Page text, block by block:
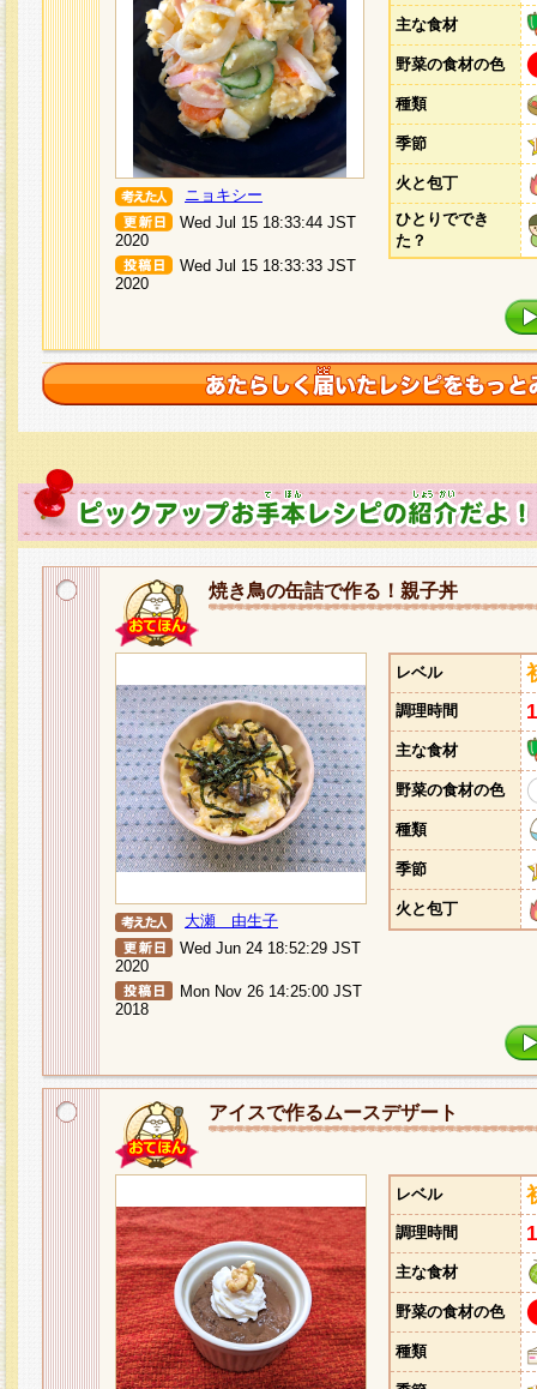
ニョキシー
Wed Jul 15 18:33:44 JST
2020
Wed Jul 15 18:33:33 JST
2020
主な食材
野菜の食材の色
種類
季節
火と包丁
ひとりででき
た？
焼き鳥の缶詰で作る！親子丼
大瀬 由生子
Wed Jun 24 18:52:29 JST
2020
Mon Nov 26 14:25:00 JST
2018
レベル
調理時間
主な食材
野菜の食材の色
種類
季節
火と包丁
アイスで作るムースデザート
レベル
調理時間
主な食材
野菜の食材の色
種類